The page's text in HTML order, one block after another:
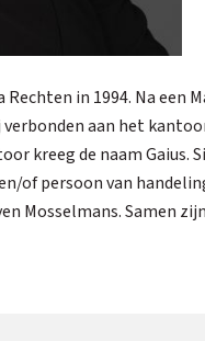
Rechten in 1994. Na
verbonden aan het
kreeg de naam Gaius.
of persoon van
Mosselmans. Samen